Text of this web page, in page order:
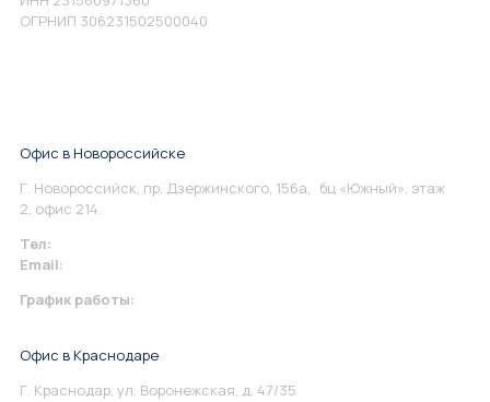
ОГРНИП 306231502500040
Офис в Новороссийске
Г. Новороссийск, пр. Дзержинского, 156а, бц «Южный», этаж
2, офис 214.
Тел:
Email:
График работы:
Офис в Краснодаре
Г. Краснодар, ул. Воронежская, д. 47/35